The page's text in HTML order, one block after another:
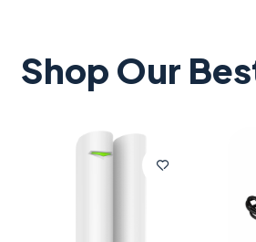
Shop Our